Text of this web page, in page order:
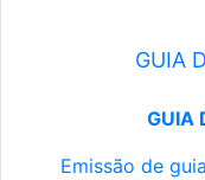
GUIA
GUIA
Emissão de